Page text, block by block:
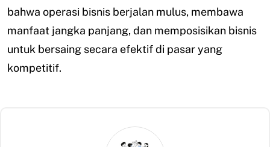
bahwa operasi bisnis berjalan mulus, membawa
manfaat jangka panjang, dan memposisikan bisnis
untuk bersaing secara efektif di pasar yang
kompetitif.